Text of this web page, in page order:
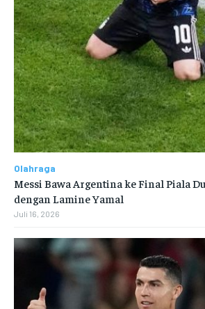
Olahraga
Messi Bawa Argentina ke Final Piala
dengan Lamine Yamal
Juli 16, 2026